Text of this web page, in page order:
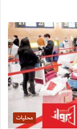
محليات